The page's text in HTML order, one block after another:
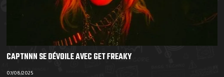
CAPTNNN SE DÉVOILE AVEC GET FREAKY
07/08/2025